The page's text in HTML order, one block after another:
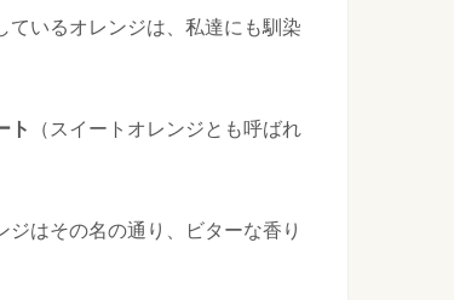
「御中」に訂正しましょう
ているものは二重線で消して「御中」に訂正
の服装は？会場に合わせた服装を
一体どんな服装で行けばよいのかわからない
ているオレンジは、私達にも馴染
ト
（スイートオレンジとも呼ばれ
はその名の通り、ビターな香り